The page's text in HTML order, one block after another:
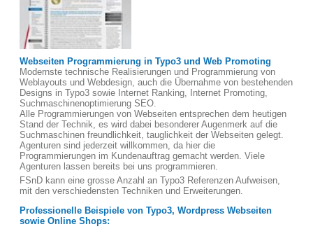
Webseiten Programmierung in Typo3 und Web Promoting
Modernste technische Realisierungen und Programmierung von
Weblayouts und Webdesign, auch die Übernahme von bestehenden
Designs in Typo3 sowie Internet Ranking, Internet Promoting,
Suchmaschinenoptimierung SEO.
Alle Programmierungen von Webseiten entsprechen dem heutigen
Stand der Technik, es wird dabei besonderer Augenmerk auf die
Suchmaschinen freundlichkeit, tauglichkeit der Webseiten gelegt.
Agenturen sind jederzeit willkommen, da hier die
Programmierungen im Kundenauftrag gemacht werden. Viele
Agenturen lassen bereits bei uns programmieren.
FSnD kann eine grosse Anzahl an Typo3 Referenzen Aufweisen,
mit den verschiedensten Techniken und Erweiterungen.
Professionelle Beispiele von Typo3, Wordpress Webseiten
sowie Online Shops: